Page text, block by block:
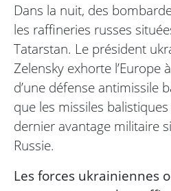
Dans la nuit, des
les raffineries russes
Tatarstan. Le président
Zelensky exhorte l’Europe
d’une défense antimissile
que les missiles
dernier avantage militaire
Russie.
Les forces ukrainiennes